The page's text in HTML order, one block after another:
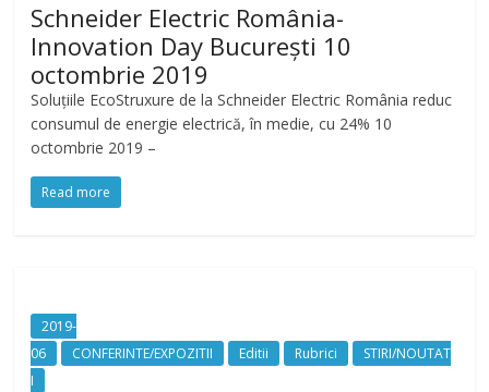
Schneider Electric România-
Innovation Day București 10
octombrie 2019
Soluțiile EcoStruxure de la Schneider Electric România reduc
consumul de energie electrică, în medie, cu 24% 10
octombrie 2019 –
Read more
2019-
06
CONFERINTE/EXPOZITII Editii Rubrici
STIRI/NOUTAT
I